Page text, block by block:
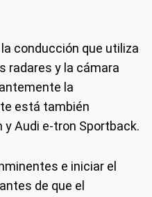
conducción que utiliza
radares y la cámara
la
está también
Audi e-tron Sportback.
e iniciar el
de que el